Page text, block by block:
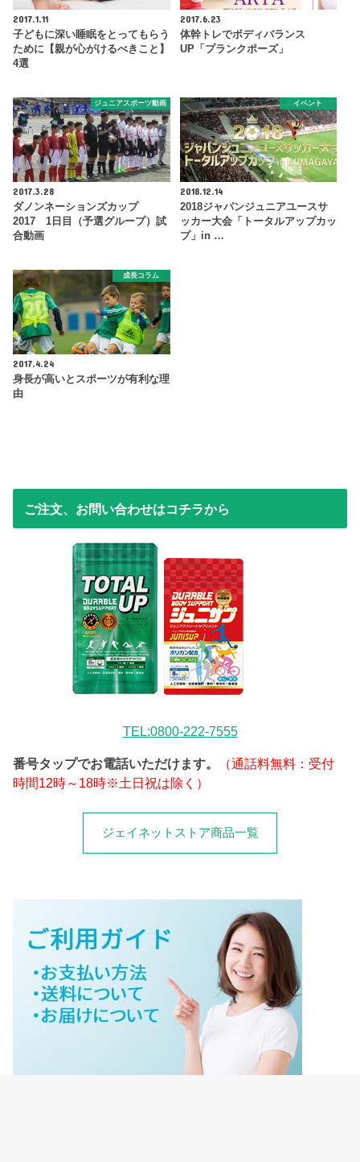
2017.1.11
子どもに深い睡眠をとってもらう
ために【親が心がけるべきこと】
4選
2017.6.23
体幹トレでボディバランス
UP「プランクポーズ」
ジュニアスポーツ動画
2017.3.28
ダノンネーションズカップ
2017 1日目（予選グループ）試
合動画
イベント
2018.12.14
2018ジャパンジュニアユースサ
ッカー大会「トータルアップカッ
プ」in …
成長コラム
2017.4.24
身長が高いとスポーツが有利な理
由
ご注文、お問い合わせはコチラから
TEL:0800-222-7555
番号タップでお電話いただけます。
（通話料無料：受付
時間12時～18時※土日祝は除く）
ジェイネットストア商品一覧